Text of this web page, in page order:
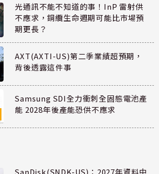
光通訊不能不知道的事！InP 雷射供
不應求，銅纜生命週期可能比市場預
期更長？
AXT(AXTI-US)第二季業績超預期，
背後透露這件事
Samsung SDI全力衝刺全固態電池產
能 2028年後產能恐供不應求
SanDisk(SNDK-US)：2027年資料中